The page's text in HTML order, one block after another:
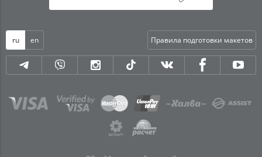
ru en Правила подготовки макетов